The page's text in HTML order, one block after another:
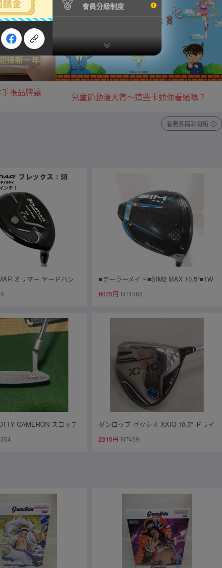
會員分級制度
帳品牌讓 兒童節動漫大賞～這些卡通你看過嗎？
看更多精彩開箱
オリマー ヤードハン
ンレングス ユーティリ
■テーラーメイド■SIM2 MAX 10.5°■1W
■S■Tour AD HD-6■中古■1円～
9075円 NT1963
CAMERON スコッテ
パター Lucky Clover SEL
ダンロップ ゼクシオ XXIO 10.5° ドライ
バー シャフト MP1200 フレックス R 右
2310円 NT499